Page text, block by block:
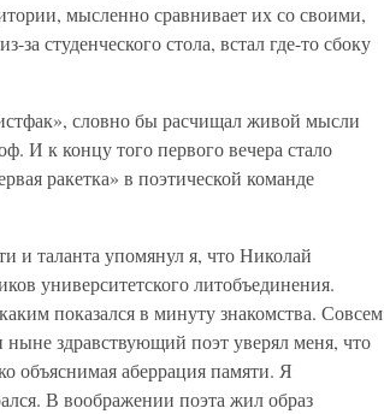
мысленно сравнивает их со своими,
студенческого стола, встал где-то сбоку
словно бы расчищал живой мысли
И к концу того первого вечера стало
ракетка» в поэтической команде
и таланта упомянул я, что Николай
университетского литобъединения.
показался в минуту знакомства. Совсем
ныне здравствующий поэт уверял меня, что
объяснимая аберрация памяти. Я
В воображении поэта жил образ